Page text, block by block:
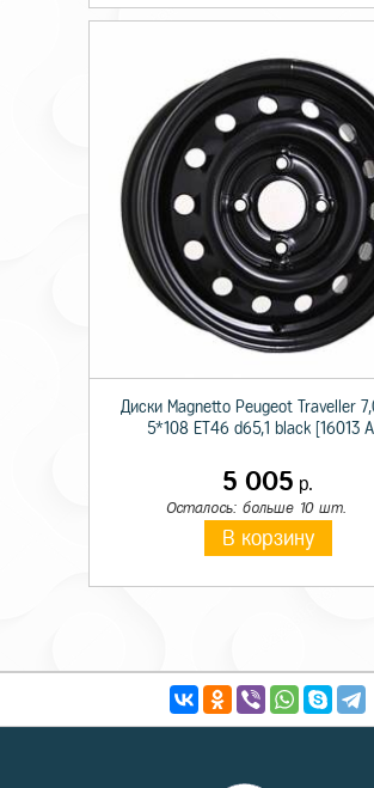
Диски Magnetto Peugeot Traveller
5*108 ET46 d65,1 black [16013
5 005 р.
Осталось: больше 10 шт.
В корзину